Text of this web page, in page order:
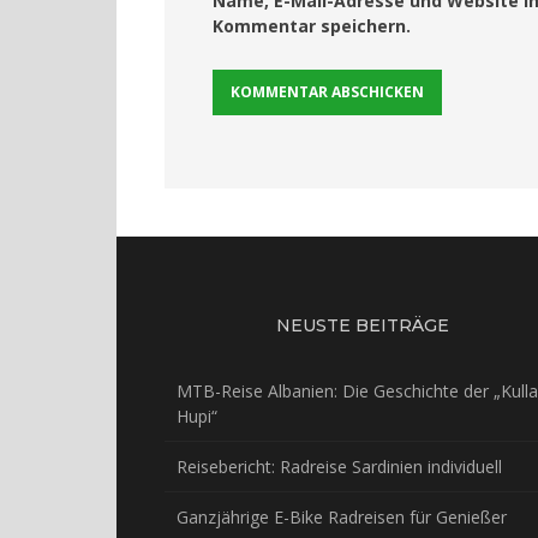
Kommentar speichern.
NEUSTE BEITRÄGE
MTB-Reise Albanien: Die Geschichte der „Kulla
Hupi“
Reisebericht: Radreise Sardinien individuell
Ganzjährige E-Bike Radreisen für Genießer